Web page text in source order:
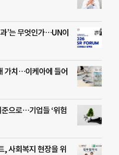
’는 무엇인가…UN이
가치…이케아에 들어
으로…기업들 ‘위험
, 사회복지 현장을 위